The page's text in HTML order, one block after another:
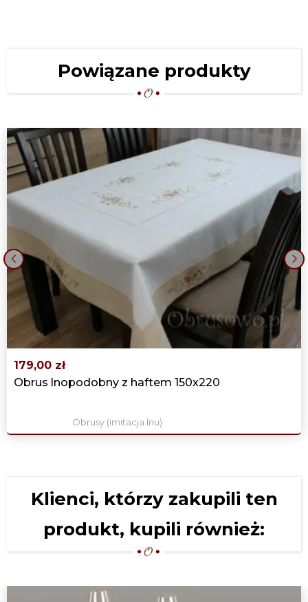
Powiązane produkty
179,00 zł
Obrus lnopodobny z haftem 150x220
Obrusy (imitacja lnu)
Klienci, którzy zakupili ten
produkt, kupili również: